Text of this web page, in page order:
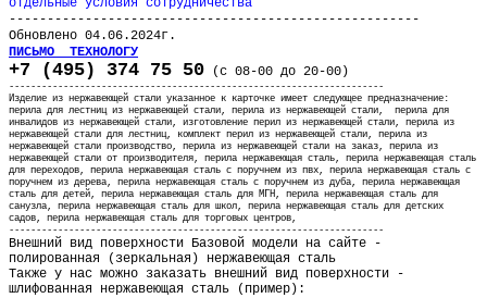
отдельные условия сотрудничества
------------------------------------------------------
Обновлено 04.06.2024г.
ПИСЬМО ТЕХНОЛОГУ
+7 (495) 374 75 50 (с 08-00 до 20-00)
---------------------------------------------------------------------
Изделие из нержавеющей стали указанное к карточке имеет следующее предназначение:
перила для лестниц из нержавеющей стали, перила из нержавеющей стали, перила для
инвалидов из нержавеющей стали, изготовление перил из нержавеющей стали, перила из
нержавеющей стали для лестниц, комплект перил из нержавеющей стали, перила из
нержавеющей стали производство, перила из нержавеющей стали на заказ, перила из
нержавеющей стали от производителя, перила нержавеющая сталь, перила нержавеющая сталь
для переходов, перила нержавеющая сталь с поручнем из пвх, перила нержавеющая сталь с
поручнем из дерева, перила нержавеющая сталь с поручнем из дуба, перила нержавеющая
сталь для детей, перила нержавеющая сталь для МГН, перила нержавеющая сталь для
санузла, перила нержавеющая сталь для школ, перила нержавеющая сталь для детских
садов, перила нержавеющая сталь для торговых центров,
---------------------------------------------------------------------
Внешний вид поверхности Базовой модели на сайте -
полированная (зеркальная) нержавеющая сталь
Также у нас можно заказать внешний вид поверхности -
шлифованная нержавеющая сталь (пример):